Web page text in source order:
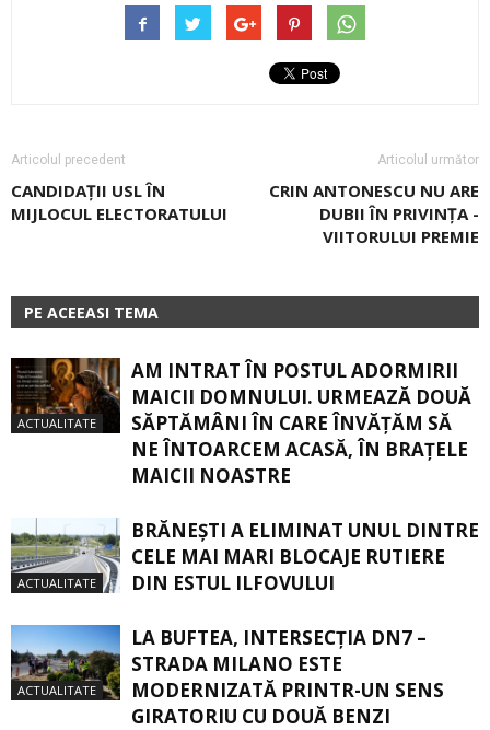
Articolul precedent
CANDIDAȚII USL ÎN
MIJLOCUL ELECTORATULUI
Articolul următor
CRIN ANTONESCU NU ARE
DUBII ÎN PRIVINȚA ­
VIITORULUI PREMIE
PE ACEEASI TEMA
ACTUALITATE
AM INTRAT ÎN POSTUL ADORMIRII
MAICII DOMNULUI. URMEAZĂ DOUĂ
SĂPTĂMÂNI ÎN CARE ÎNVĂŢĂM SĂ
NE ÎNTOARCEM ACASĂ, ÎN BRAŢELE
MAICII NOASTRE
ACTUALITATE
BRĂNEȘTI A ELIMINAT UNUL DINTRE
CELE MAI MARI BLOCAJE RUTIERE
DIN ESTUL ILFOVULUI
ACTUALITATE
LA BUFTEA, INTERSECŢIA DN7 –
STRADA MILANO ESTE
MODERNIZATĂ PRINTR-UN SENS
GIRATORIU CU DOUĂ BENZI